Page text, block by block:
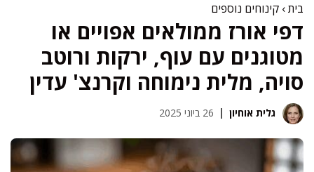
בית› קינוחים נוספים
דפי אורז ממולאים אפויים או
מטוגנים עם עוף, ירקות ורוטב
סויה, מלית נימוחה וקרנצ' עדין
גלית אוחיון 26 ביוני 2025